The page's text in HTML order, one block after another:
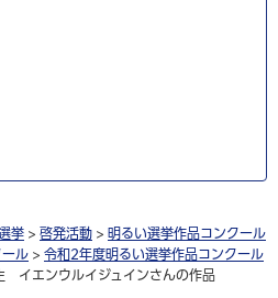
挙 > 啓発活動 > 明るい選挙作品コンクール
ル > 令和2年度明るい選挙作品コンクール
イエンウルイジュインさんの作品